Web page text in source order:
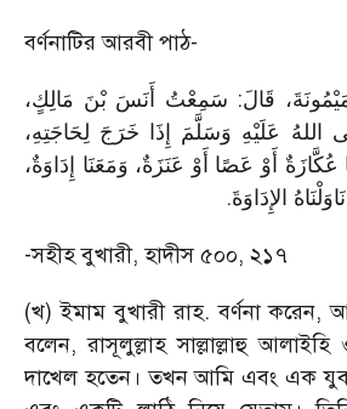
বর্ণনাটির আরবী পাঠ-
قَالَ: سَمِعْتُ أَنَسَ بْنَ مَالِكٍ،
اللهُ عَلَيْهِ وَسَلَّمَ إِذَا خَرَجَ لِحَاجَتِهِ،
عُكَّازَةٌ أَوْ عَصًا أَوْ عَنَزَةٌ، وَمَعَنَا إِدَاوَةٌ،
الإِدَاوَةَ.
-সহীহ বুখারী, হাদীস ৫০০, ২১৭
(খ) ইমাম বুখারী রাহ. বর্ণনা করেন,
বলেন, রাসূলুল্লাহ সাল্লাল্লাহু আলাইহি
দাখেল হতেন। তখন আমি এবং এক